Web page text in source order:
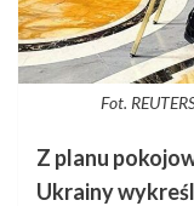
Fot.
Z planu
Ukrainy